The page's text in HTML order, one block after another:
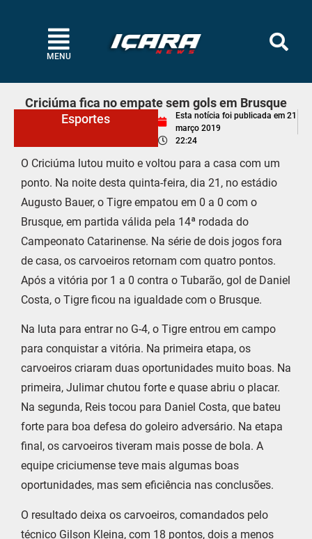
MENU
Criciúma fica no empate sem gols em Brusque
Esportes
Esta notícia foi publicada em 21
março 2019
22:24
O Criciúma lutou muito e voltou para a casa com um
ponto. Na noite desta quinta-feira, dia 21, no estádio
Augusto Bauer, o Tigre empatou em 0 a 0 com o
Brusque, em partida válida pela 14ª rodada do
Campeonato Catarinense. Na série de dois jogos fora
de casa, os carvoeiros retornam com quatro pontos.
Após a vitória por 1 a 0 contra o Tubarão, gol de Daniel
Costa, o Tigre ficou na igualdade com o Brusque.
Na luta para entrar no G-4, o Tigre entrou em campo
para conquistar a vitória. Na primeira etapa, os
carvoeiros criaram duas oportunidades muito boas. Na
primeira, Julimar chutou forte e quase abriu o placar.
Na segunda, Reis tocou para Daniel Costa, que bateu
forte para boa defesa do goleiro adversário. Na etapa
final, os carvoeiros tiveram mais posse de bola. A
equipe criciumense teve mais algumas boas
oportunidades, mas sem eficiência nas conclusões.
O resultado deixa os carvoeiros, comandados pelo
técnico Gilson Kleina, com 18 pontos, dois a menos